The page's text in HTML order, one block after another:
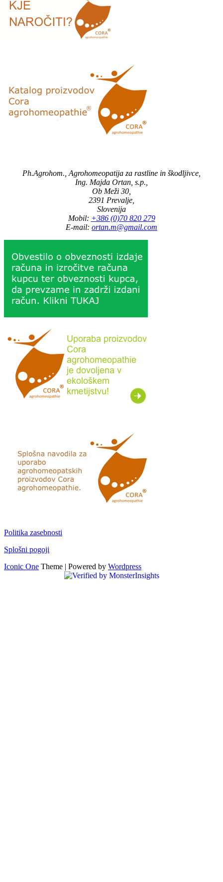
Ph.Agrohom., Agrohomeopatija za rastline in škodljivce,
Ing. Majda Ortan, s.p.,
Ob Meži 30,
2391 Prevalje,
Slovenija
Mobil: +386 (0)70 820 279
E-mail: ortan.m@gmail.com
Politika zasebnosti
Splošni pogoji
Iconic One Theme | Powered by Wordpress